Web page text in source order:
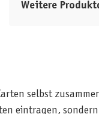
Weitere
selbst
eintragen,